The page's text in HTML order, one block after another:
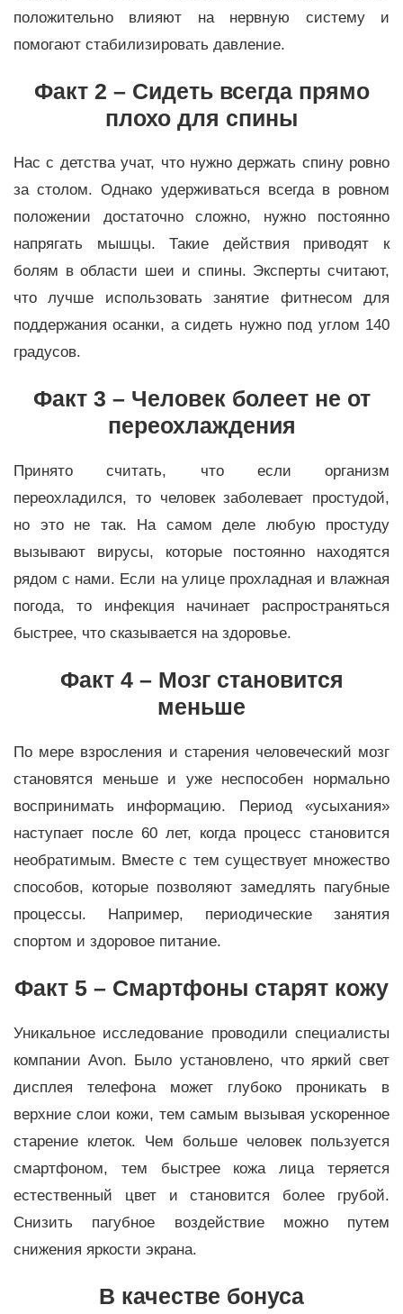
положительно влияют на нервную систему и
помогают стабилизировать давление.
Факт 2 – Сидеть всегда прямо
плохо для спины
Нас с детства учат, что нужно держать спину ровно
за столом. Однако удерживаться всегда в ровном
положении достаточно сложно, нужно постоянно
напрягать мышцы. Такие действия приводят к
болям в области шеи и спины. Эксперты считают,
что лучше использовать занятие фитнесом для
поддержания осанки, а сидеть нужно под углом 140
градусов.
Факт 3 – Человек болеет не от
переохлаждения
Принято считать, что если организм
переохладился, то человек заболевает простудой,
но это не так. На самом деле любую простуду
вызывают вирусы, которые постоянно находятся
рядом с нами. Если на улице прохладная и влажная
погода, то инфекция начинает распространяться
быстрее, что сказывается на здоровье.
Факт 4 – Мозг становится
меньше
По мере взросления и старения человеческий мозг
становятся меньше и уже неспособен нормально
воспринимать информацию. Период «усыхания»
наступает после 60 лет, когда процесс становится
необратимым. Вместе с тем существует множество
способов, которые позволяют замедлять пагубные
процессы. Например, периодические занятия
спортом и здоровое питание.
Факт 5 – Смартфоны старят кожу
Уникальное исследование проводили специалисты
компании Avon. Было установлено, что яркий свет
дисплея телефона может глубоко проникать в
верхние слои кожи, тем самым вызывая ускоренное
старение клеток. Чем больше человек пользуется
смартфоном, тем быстрее кожа лица теряется
естественный цвет и становится более грубой.
Снизить пагубное воздействие можно путем
снижения яркости экрана.
В качестве бонуса